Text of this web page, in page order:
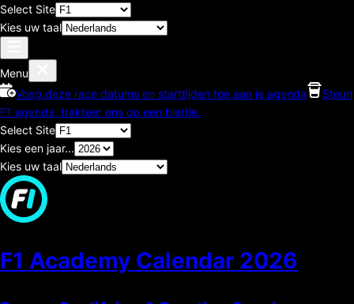
Select Site
Kies uw taal
Menu
Voeg deze race datums en starttijden toe aan je agenda
Steun
F1 agenda, trakteer ons op een biertje.
Select Site
Kies een jaar...
Kies uw taal
F1 Academy Calendar 2026